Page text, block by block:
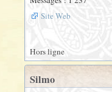
Site Web
Hors ligne
Silmo